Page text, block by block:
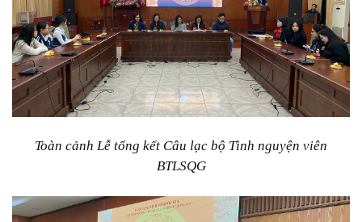
Toàn cảnh Lễ tổng kết Câu lạc bộ Tình nguyện viên
BTLSQG